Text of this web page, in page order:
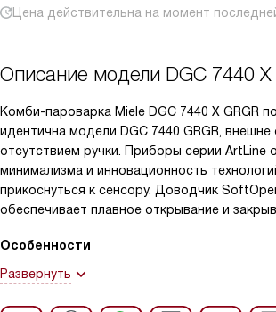
Цена действительна на момент
Описание модели DGC 7440
Комби-пароварка Miele DGC 7440 X GRGR
идентична модели DGC 7440 GRGR, внешне
отсутствием ручки. Приборы серии ArtLine
минимализма и инновационность
прикоснуться к сенсору. Доводчик
обеспечивает плавное открывание и
Особенности
Развернуть